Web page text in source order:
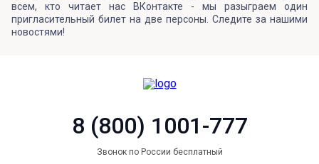
всем, кто читает нас ВКонтакте - мы разыграем один
пригласительный билет на две персоны. Следите за нашими
новостями!
8 (800) 1001-777
Звонок по России бесплатный